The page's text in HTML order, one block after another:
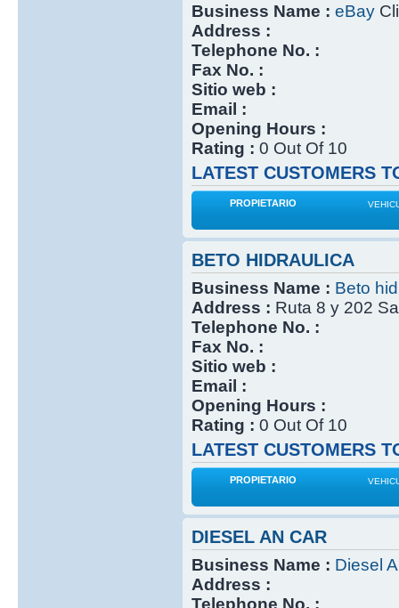
Business Name : eBay
Address :
Telephone No. :
Fax No. :
Sitio web :
Email :
Opening Hours :
Rating : 0 Out Of 10
LATEST CUSTOMERS
PROPIETARIO
BETO HIDRAULICA
Business Name : Beto
Address : Ruta 8 y 202
Telephone No. :
Fax No. :
Sitio web :
Email :
Opening Hours :
Rating : 0 Out Of 10
LATEST CUSTOMERS
PROPIETARIO
DIESEL AN CAR
Business Name : Diesel
Address :
Telephone No. :